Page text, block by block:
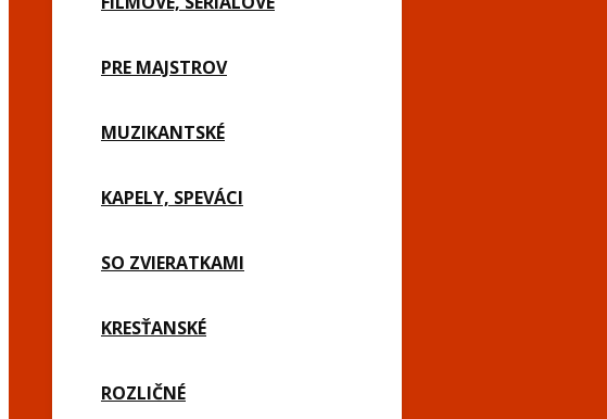
PRE MAJSTROV
MUZIKANTSKÉ
KAPELY, SPEVÁCI
SO ZVIERATKAMI
KRESŤANSKÉ
ROZLIČNÉ